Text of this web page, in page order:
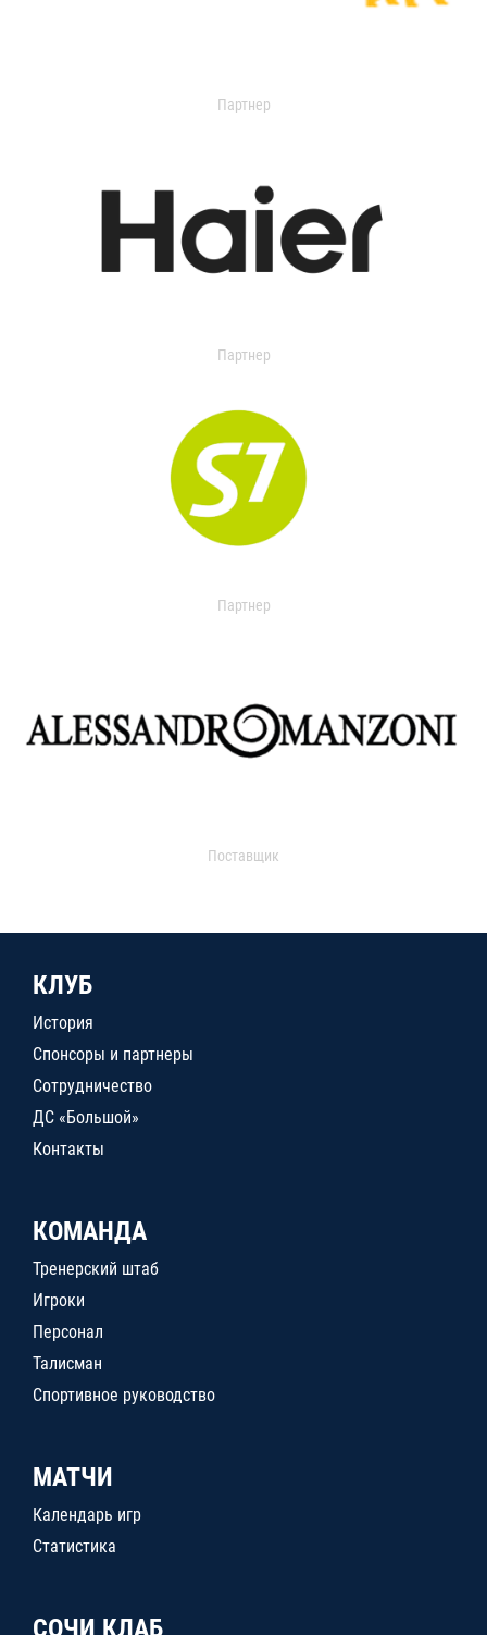
Партнер
Партнер
Партнер
Поставщик
КЛУБ
История
Спонсоры и партнеры
Сотрудничество
ДС «Большой»
Контакты
КОМАНДА
Тренерский штаб
Игроки
Персонал
Талисман
Спортивное руководство
МАТЧИ
Календарь игр
Статистика
СОЧИ КЛАБ